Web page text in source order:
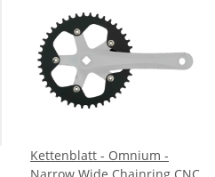
Kettenblatt - Omnium -